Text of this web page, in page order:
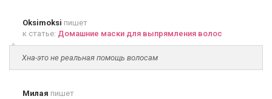
Oksimoksi пишет
к статье: Домашние маски для выпрямления волос
Хна-это не реальная помощь волосам
Милая пишет